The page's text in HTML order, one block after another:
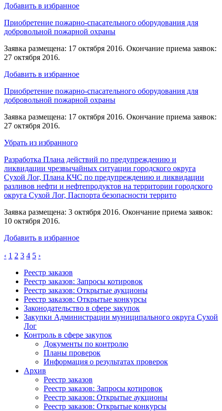
Добавить в избранное
Приобретение пожарно-спасательного оборудования для
добровольной пожарной охраны
Заявка размещена: 17 октября 2016. Окончание приема заявок:
27 октября 2016.
Добавить в избранное
Приобретение пожарно-спасательного оборудования для
добровольной пожарной охраны
Заявка размещена: 17 октября 2016. Окончание приема заявок:
27 октября 2016.
Убрать из избранного
Разработка Плана действий по предупреждению и
ликвидации чрезвычайных ситуации городского округа
Сухой Лог, Плана КЧС по предупреждению и ликвидации
разливов нефти и нефтепродуктов на территории городского
округа Сухой Лог, Паспорта безопасности террито
Заявка размещена: 3 октября 2016. Окончание приема заявок:
10 октября 2016.
Добавить в избранное
‹ 1 2 3 4 5 ›
Реестр заказов
Реестр заказов: Запросы котировок
Реестр заказов: Открытые аукционы
Реестр заказов: Открытые конкурсы
Законодательство в сфере закупок
Закупки Администрации муниципального округа Сухой
Лог
Контроль в сфере закупок
Документы по контролю
Планы проверок
Информация о результатах проверок
Архив
Реестр заказов
Реестр заказов: Запросы котировок
Реестр заказов: Открытые аукционы
Реестр заказов: Открытые конкурсы